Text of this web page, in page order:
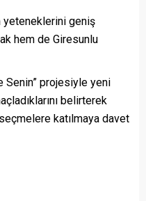
yeteneklerini geniş
hem de Giresunlu
Senin” projesiyle yeni
belirterek
katılmaya davet